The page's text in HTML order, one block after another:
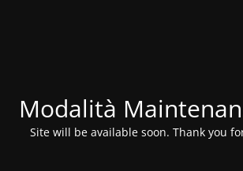
Modalità
Site will be available soon. Thank you